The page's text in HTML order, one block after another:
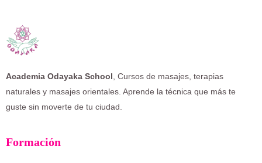
Academia Odayaka School , Cursos de masajes, terapias
naturales y masajes orientales. Aprende la técnica que más te
guste sin moverte de tu ciudad.
Formación